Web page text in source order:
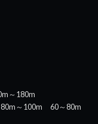
～180m
80m～100m
60～80m